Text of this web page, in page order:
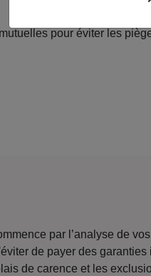
pour éviter les
par l’analyse de
de payer des
de carence et les